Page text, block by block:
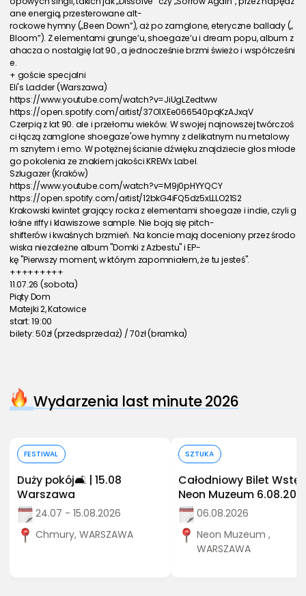
ane energią, przesterowane alt-
rockowe hymny („Been Down”), aż po zamglone, eteryczne ballady („
Bloom”). Z elementami grunge’u, shoegaze’u i dream popu, album z
ahacza o nostalgię lat 90., a jednocześnie brzmi świeżo i współcześni
e.
+ goście specjalni
Eli's Ladder (Warszawa)
https://www.youtube.com/watch?v=JiUgLZedtww
https://open.spotify.com/artist/37O1XEe066540pqKzAJxqV
Czerpią z lat 90. ale i przełomu wieków. W swojej najnowszej twórczoś
ci łączą zamglone shoegaze'owe hymny z delikatnym nu metalowy
m sznytem i emo. W potężnej ścianie dźwięku znajdziecie głos młode
go pokolenia ze znakiem jakości KREWx Label.
Szlugazer (Kraków)
https://www.youtube.com/watch?v=M9j0pHYYQCY
https://open.spotify.com/artist/12bkG4iFQ5dz5xLLLO21S2
Krakowski kwintet grający rocka z elementami shoegaze i indie, czyli g
łośne riffy i klawiszowe sample. Nie boją się pitch-
shifterów i kwaśnych brzmień. Na koncie mają doceniony przez środo
wiska niezależne album "Domki z Azbestu" i EP-
kę "Pierwszy moment, w którym zapomniałem, że tu jesteś".
+++++++++
11.07.26 (sobota)
Piąty Dom
Matejki 2, Katowice
start: 19:00
bilety: 50zł (przedsprzedaż) / 70zł (bramka)
Wydarzenia last minute 2026
FESTIWAL
Duży pokój🛋️ | 15.08
Warszawa
24.07 - 15.08.2026
Chmury, WARSZAWA
SZTUKA
Całodniowy Bilet
Neon Muzeum
06.08.2026
Neon Muzeum ,
WARSZAWA